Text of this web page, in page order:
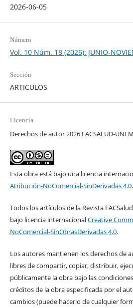
2026-06-05
Número
Vol. 10 Núm. 18 (2026): JUNIO-
Sección
ARTICULOS
Licencia
Derechos de autor 2026 FACSALUD-
Esta obra está bajo una licencia
Atribución-NoComercial-SinDerivadas 4.0.
Todos los artículos de la Revista
bajo licencia internacionalCreative
NoComercial-SinObrasDerivadas 4.0.
Los autores mantienen los derechos de
libres de compartir, copiar, distribuir,
públicamente la obra bajo las
créditos de la obra especificada por el
cambios (puede hacerlo de cualquier